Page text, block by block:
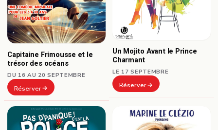
Capitaine Frimousse et le
trésor des océans
DU 16 AU 20 SEPTEMBRE
Réserver
Un Mojito Avant le Prince
Charmant
LE 17 SEPTEMBRE
Réserver